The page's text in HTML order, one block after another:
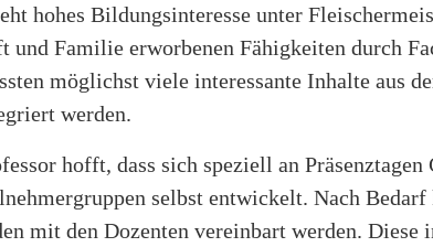
hohes Bildungsinteresse unter
und Familie erworbenen Fähigkeiten durch
möglichst viele interessante Inhalte aus
werden.
hofft, dass sich speziell an
selbst entwickelt. Nach Bedarf
mit den Dozenten vereinbart werden. Diese